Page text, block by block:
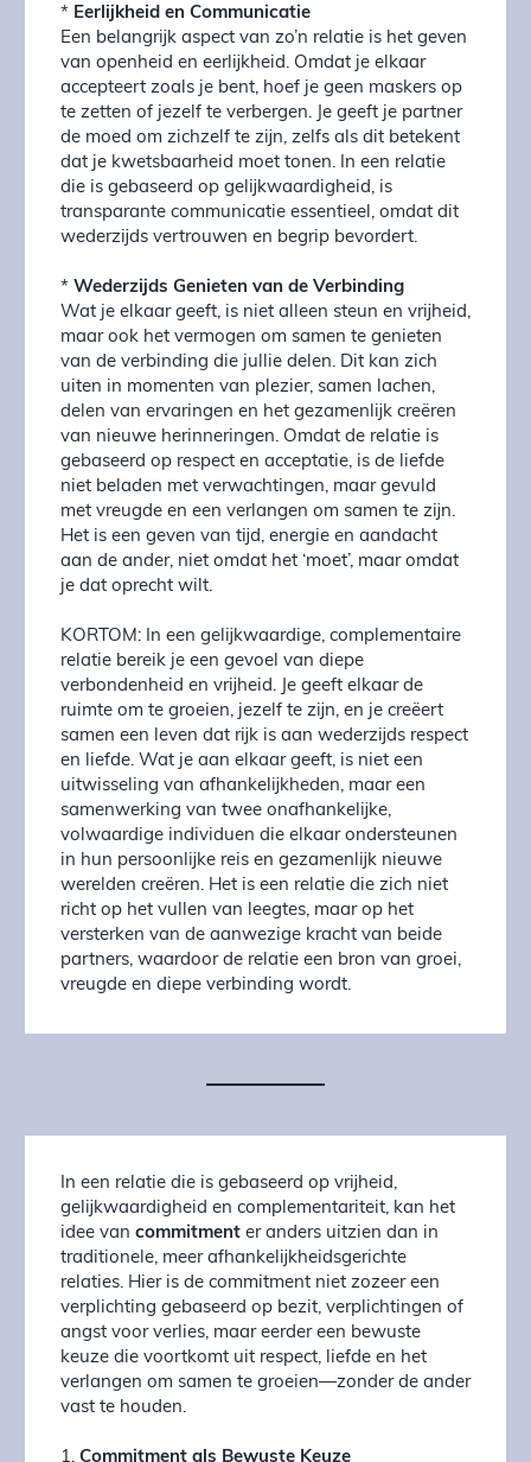
* Eerlijkheid en Communicatie
Een belangrijk aspect van zo’n relatie is het geven
van openheid en eerlijkheid. Omdat je elkaar
accepteert zoals je bent, hoef je geen maskers op
te zetten of jezelf te verbergen. Je geeft je partner
de moed om zichzelf te zijn, zelfs als dit betekent
dat je kwetsbaarheid moet tonen. In een relatie
die is gebaseerd op gelijkwaardigheid, is
transparante communicatie essentieel, omdat dit
wederzijds vertrouwen en begrip bevordert.
* Wederzijds Genieten van de Verbinding
Wat je elkaar geeft, is niet alleen steun en vrijheid,
maar ook het vermogen om samen te genieten
van de verbinding die jullie delen. Dit kan zich
uiten in momenten van plezier, samen lachen,
delen van ervaringen en het gezamenlijk creëren
van nieuwe herinneringen. Omdat de relatie is
gebaseerd op respect en acceptatie, is de liefde
niet beladen met verwachtingen, maar gevuld
met vreugde en een verlangen om samen te zijn.
Het is een geven van tijd, energie en aandacht
aan de ander, niet omdat het ‘moet’, maar omdat
je dat oprecht wilt.
KORTOM: In een gelijkwaardige, complementaire
relatie bereik je een gevoel van diepe
verbondenheid en vrijheid. Je geeft elkaar de
ruimte om te groeien, jezelf te zijn, en je creëert
samen een leven dat rijk is aan wederzijds respect
en liefde. Wat je aan elkaar geeft, is niet een
uitwisseling van afhankelijkheden, maar een
samenwerking van twee onafhankelijke,
volwaardige individuen die elkaar ondersteunen
in hun persoonlijke reis en gezamenlijk nieuwe
werelden creëren. Het is een relatie die zich niet
richt op het vullen van leegtes, maar op het
versterken van de aanwezige kracht van beide
partners, waardoor de relatie een bron van groei,
vreugde en diepe verbinding wordt.
In een relatie die is gebaseerd op vrijheid,
gelijkwaardigheid en complementariteit, kan het
idee van commitment er anders uitzien dan in
traditionele, meer afhankelijkheidsgerichte
relaties. Hier is de commitment niet zozeer een
verplichting gebaseerd op bezit, verplichtingen of
angst voor verlies, maar eerder een bewuste
keuze die voortkomt uit respect, liefde en het
verlangen om samen te groeien—zonder de ander
vast te houden.
1. Commitment als Bewuste Keuze